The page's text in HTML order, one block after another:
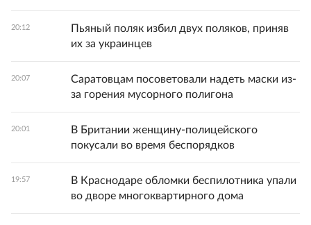
20:12
Пьяный поляк избил двух поляков, приняв
их за украинцев
20:07
Саратовцам посоветовали надеть маски из-
за горения мусорного полигона
20:01
В Британии женщину-полицейского
покусали во время беспорядков
19:57
В Краснодаре обломки беспилотника упали
во дворе многоквартирного дома